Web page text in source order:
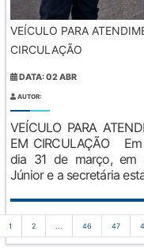
VEÍCULO PARA
CIRCULAÇÃO
DATA: 02 ABR
AUTOR:
VEÍCULO PARA
EM CIRCULAÇÃO
dia 31 de março, em
Júnior e a secretária
1 2 ... 46 47